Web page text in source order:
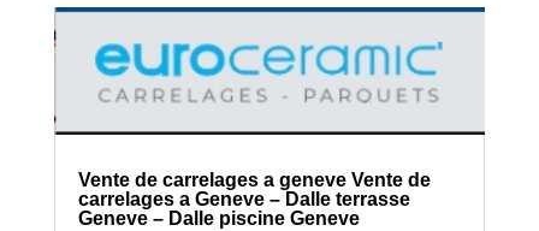
Vente de carrelages a geneve Vente de
carrelages a Geneve – Dalle terrasse
Geneve – Dalle piscine Geneve